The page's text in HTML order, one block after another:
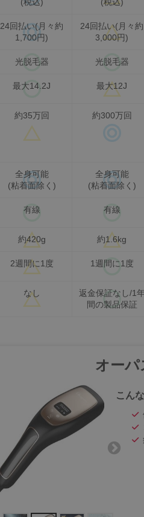
24回払い(月々約
1,700円)
24回払い(月々約
3,000円)
光脱毛器 光脱毛器
最大14.2J 最大12J
約35万回 約300万回
全身可能
(粘着面除く)
全身可能
(粘着面除く)
有線 有線
約420g 約1.6kg
2週間に1度 1週間に1度
なし
返金保証なし/1
間の製品保証
オーパ
こん